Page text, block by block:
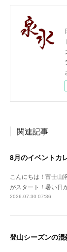
関連記事
8月のイベントカ
こんにちは！富士山
がスタート！暑い日
2026.07.30 07:36
登山シーズンの